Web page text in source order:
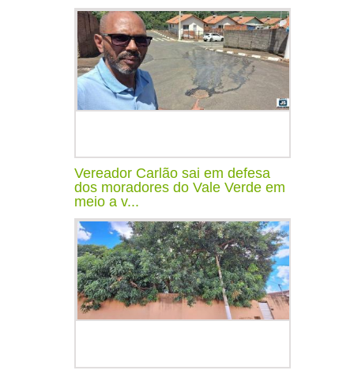
Vereador Carlão sai em defesa
dos moradores do Vale Verde em
meio a v...